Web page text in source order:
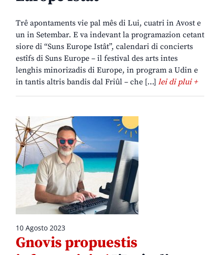
Trê apontaments vie pal mês di Lui, cuatri in Avost e
un in Setembar. E va indevant la programazion cetant
siore di “Suns Europe Istât”, calendari di concierts
estîfs di Suns Europe – il festival des arts intes
lenghis minorizadis di Europe, in program a Udin e
in tantis altris bandis dal Friûl – che […] lei di plui +
10 Agosto 2023
Gnovis propuestis